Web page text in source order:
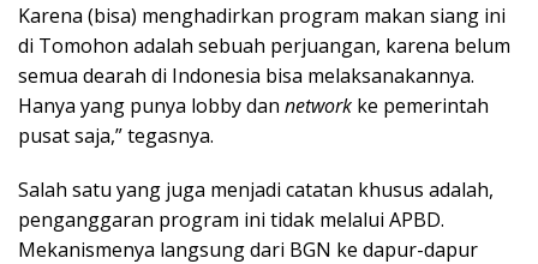
Karena (bisa) menghadirkan program makan siang ini
di Tomohon adalah sebuah perjuangan, karena belum
semua dearah di Indonesia bisa melaksanakannya.
Hanya yang punya lobby dan network ke pemerintah
pusat saja,” tegasnya.
Salah satu yang juga menjadi catatan khusus adalah,
penganggaran program ini tidak melalui APBD.
Mekanismenya langsung dari BGN ke dapur-dapur